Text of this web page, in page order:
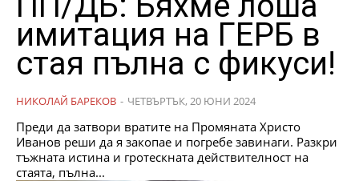
имитация на ГЕРБ в
стая пълна с фикуси!
НИКОЛАЙ БАРЕКОВ - ЧЕТВЪРТЪК, 20 ЮНИ 2024
Преди да затвори вратите на Промяната Христо
Иванов реши да я закопае и погребе завинаги. Разкри
тъжната истина и гротескната действителност на
стаята, пълна...